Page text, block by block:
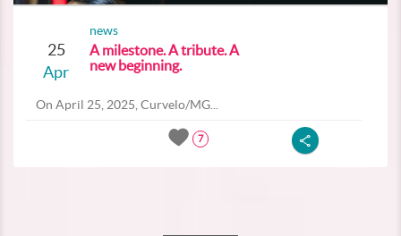
25
Apr
news
A milestone. A tribute. A
new beginning.
On April 25, 2025, Curvelo/MG...
7